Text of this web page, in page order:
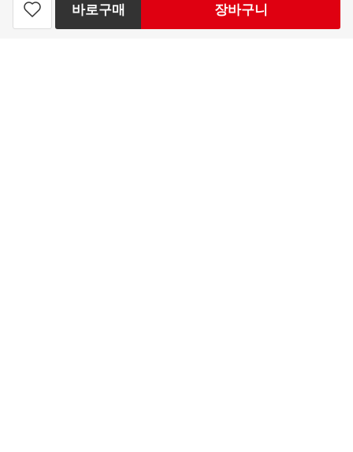
simplus 핸드타월 1P 모카무스 50g
바로구매 장바구니